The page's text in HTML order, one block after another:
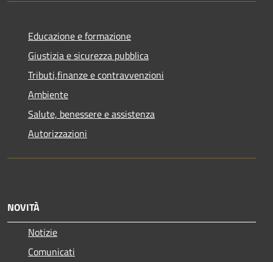
Educazione e formazione
Giustizia e sicurezza pubblica
Tributi,finanze e contravvenzioni
Ambiente
Salute, benessere e assistenza
Autorizzazioni
NOVITÀ
Notizie
Comunicati